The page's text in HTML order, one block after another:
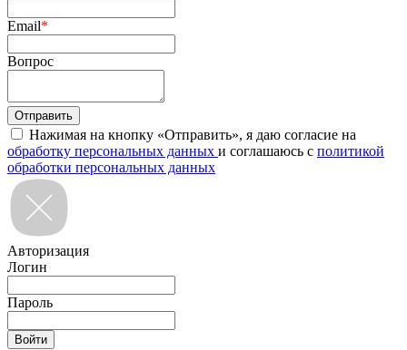
Email*
Вопрос
Нажимая на кнопку «Отправить», я даю согласие на
обработку персональных данных и соглашаюсь с политикой
обработки персональных данных
Авторизация
Логин
Пароль